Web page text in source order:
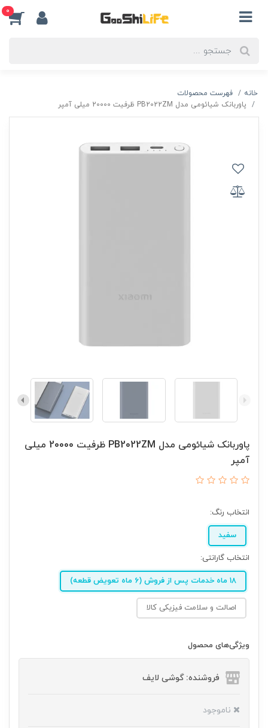
0
خانه
فهرست محصولات
پاوربانک شیائومی مدل PB2022ZM ظرفیت 20000 میلی آمپر
پاوربانک شیائومی مدل PB2022ZM ظرفیت 20000 میلی
آمپر
انتخاب رنگ:
سفید
انتخاب گارانتی:
18 ماه خدمات پس از فروش (6 ماه تعویض قطعه)
اصالت و سلامت فیزیکی کالا
ویژگی‌های محصول
فروشنده: گوشی لایف
ناموجود